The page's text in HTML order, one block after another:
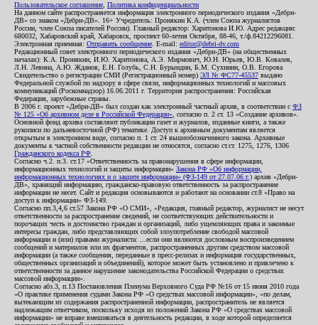
Пользовательское соглашение Политика конфиденциальности
На данном сайте распространяется информация электронного периодического издания «Дебри-
ДВ» со знаком «Дебри-ДВ». 16+ Учредитель: Пронякин К.А. (член Союза журналистов
России, член Союза писателей России). Главный редактор: Харитонова И.Ю. Адрес редакции:
680032, Хабаровский край, Хабаровск, проспект 60-летия Октября, 88-46, т./ф.84212296081.
Электронная приемная: Отправить сообщение . E-mail: editor@debri-dv.com
Редакционный совет электронного периодического издания «Дебри-ДВ» (на общественных
началах): К.А. Пронякин, И.Ю. Харитонова, А.Э. Мирмович, Ю.Н. Юрьев, Ю.В. Ковалев,
Л.Н. Левина, А.Ю. Жданов, Е.Н. Голубь, С.Н. Бурындин, Б.М. Сухинин, О.В. Егорова
Свидетельство о регистрации СМИ (Регистрационный номер) ЭЛ № ФС77-45537 выдано
Федеральной службой по надзору в сфере связи, информационных технологий и массовых
коммуникаций (Роскомнадзор) 16.06.2011 г. Территория распространения: Российская
Федерация, зарубежные страны.
В 2006 г. проект «Дебри-ДВ» был создан как электронный частный архив, в соответствии с ФЗ
№ 125 «Об архивном деле в Российской Федерации» , согласно п. 2 ст. 13 «Создание архивов».
Основной фонд архива составляют публикации газет и журналов, изданные книги, а также
рукописи по дальневосточной (РФ) тематике. Доступ к архивным документам является
открытым в электронном виде, согласно п. 1 ст. 24 вышеобозначенного закона. Архивные
документы к частной собственности редакции не относятся, согласно ст.ст. 1275, 1276, 1306
Гражданского кодекса РФ
Согласно ч.2. п.3. ст.17 «Ответственность за правонарушения в сфере информации,
информационных технологий и защиты информации» Закона РФ «Об информации,
информационных технологиях и о защите информации» (ФЗ-149 от 27.07.06 г.) архив «Дебри-
ДВ», хранящий информацию, гражданско-правовую ответственность за распространение
информации не несет. Сайт и редакция основываются и работают на основании ст.8 «Право на
доступ к информации» ФЗ-149.
Согласно пп.3,4,6 ст.57 Закона РФ «О СМИ», «Редакция, главный редактор, журналист не несут
ответственности за распространение сведений, не соответствующих действительности и
порочащих честь и достоинство граждан и организаций, либо ущемляющих права и законные
интересы граждан, либо представляющих собой злоупотребление свободой массовой
информации и (или) правами журналиста: ...если они являются дословным воспроизведением
сообщений и материалов или их фрагментов, распространенных другим средством массовой
информации (а также сообщения, переданные в пресс-релизах и информация государственных,
общественных организаций и объединений), которое может быть установлено и привлечено к
ответственности за данное нарушение законодательства Российской Федерации о средствах
массовой информации».
Согласно абз.3, п.13 Постановления Пленума Верховного Суда РФ №16 от 15 июня 2010 года
«О практике применения судами Закона РФ «О средствах массовой информации», «по делам,
вытекающим из содержания распространенной информации, распространитель не является
надлежащим ответчиком, поскольку исходя из положений Закона РФ «О средствах массовой
информации» не вправе вмешиваться в деятельность редакции, в ходе которой определяется